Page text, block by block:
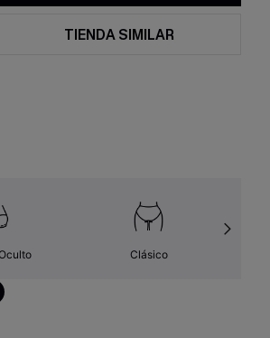
TIENDA SIMILAR
Clásico